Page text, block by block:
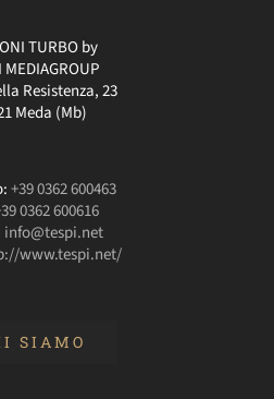
TURBO by
MEDIAGROUP
Resistenza, 23
Meda (Mb)
+39 0362 600463
0362 600616
info@tespi.net
www.tespi.net/
SIAMO